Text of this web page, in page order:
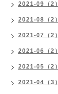
2021-09（2）
2021-08（2）
2021-07（2）
2021-06（2）
2021-05（2）
2021-04（3）